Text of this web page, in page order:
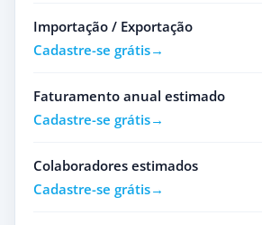
Importação / Exportação
Cadastre-se grátis
Faturamento anual estimado
Cadastre-se grátis
Colaboradores estimados
Cadastre-se grátis